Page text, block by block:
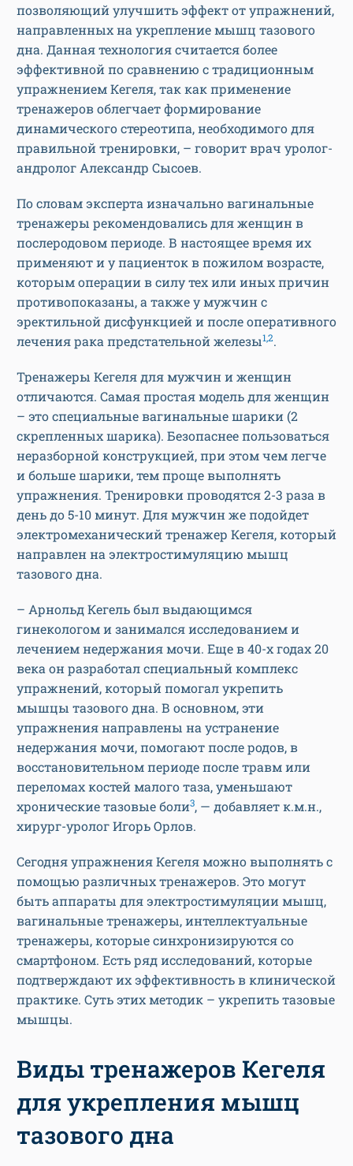
позволяющий улучшить эффект от упражнений,
направленных на укрепление мышц тазового
дна. Данная технология считается более
эффективной по сравнению с традиционным
упражнением Кегеля, так как применение
тренажеров облегчает формирование
динамического стереотипа, необходимого для
правильной тренировки, – говорит врач уролог-
андролог Александр Сысоев.
По словам эксперта изначально вагинальные
тренажеры рекомендовались для женщин в
послеродовом периоде. В настоящее время их
применяют и у пациенток в пожилом возрасте,
которым операции в силу тех или иных причин
противопоказаны, а также у мужчин с
эректильной дисфункцией и после оперативного
лечения рака предстательной железы1,2.
Тренажеры Кегеля для мужчин и женщин
отличаются. Самая простая модель для женщин
– это специальные вагинальные шарики (2
скрепленных шарика). Безопаснее пользоваться
неразборной конструкцией, при этом чем легче
и больше шарики, тем проще выполнять
упражнения. Тренировки проводятся 2-3 раза в
день до 5-10 минут. Для мужчин же подойдет
электромеханический тренажер Кегеля, который
направлен на электростимуляцию мышц
тазового дна.
– Арнольд Кегель был выдающимся
гинекологом и занимался исследованием и
лечением недержания мочи. Еще в 40-х годах 20
века он разработал специальный комплекс
упражнений, который помогал укрепить
мышцы тазового дна. В основном, эти
упражнения направлены на устранение
недержания мочи, помогают после родов, в
восстановительном периоде после травм или
переломах костей малого таза, уменьшают
хронические тазовые боли3, — добавляет к.м.н.,
хирург-уролог Игорь Орлов.
Сегодня упражнения Кегеля можно выполнять с
помощью различных тренажеров. Это могут
быть аппараты для электростимуляции мышц,
вагинальные тренажеры, интеллектуальные
тренажеры, которые синхронизируются со
смартфоном. Есть ряд исследований, которые
подтверждают их эффективность в клинической
практике. Суть этих методик – укрепить тазовые
мышцы.
Виды тренажеров Кегеля
для укрепления мышц
тазового дна